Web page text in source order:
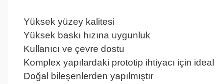
Yüksek yüzey kalitesi
Yüksek baskı hızına uygunluk
Kullanıcı ve çevre dostu
Komplex yapılardaki prototip ihtiyacı için ideal
Doğal bileşenlerden yapılmıştır